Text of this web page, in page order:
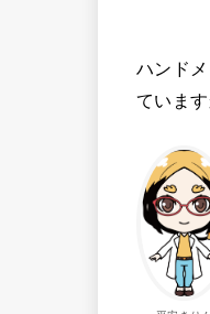
ハンド
ています